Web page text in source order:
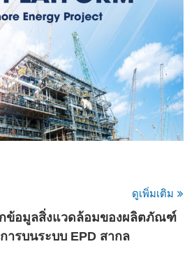
ดูเพิ่มเติม
กข้อมูลสิ่งแวดล้อมของผลิตภัณฑ์
ารบนระบบ EPD สากล